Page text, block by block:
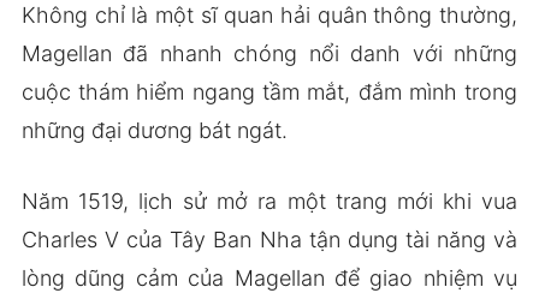
Không chỉ là một sĩ quan hải quân thông thường,
Magellan đã nhanh chóng nổi danh với những
cuộc thám hiểm ngang tầm mắt, đắm mình trong
những đại dương bát ngát.
Năm 1519, lịch sử mở ra một trang mới khi vua
Charles V của Tây Ban Nha tận dụng tài năng và
lòng dũng cảm của Magellan để giao nhiệm vụ